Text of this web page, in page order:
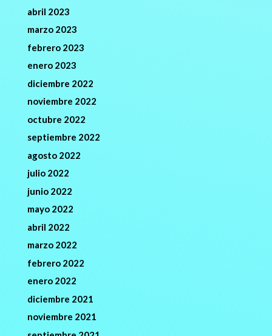
abril 2023
marzo 2023
febrero 2023
enero 2023
diciembre 2022
noviembre 2022
octubre 2022
septiembre 2022
agosto 2022
julio 2022
junio 2022
mayo 2022
abril 2022
marzo 2022
febrero 2022
enero 2022
diciembre 2021
noviembre 2021